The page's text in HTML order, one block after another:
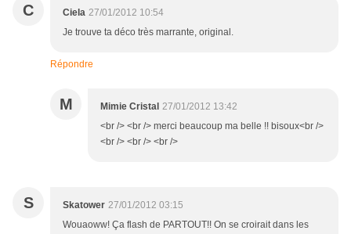
C Ciela 27/01/2012 10:54
Je trouve ta déco très marrante, original.
Répondre
M Mimie Cristal 27/01/2012 13:42
<br /> <br /> merci beaucoup ma belle !! bisoux<br />
<br /> <br /> <br />
S Skatower 27/01/2012 03:15
Wouaoww! Ça flash de PARTOUT!! On se croirait dans les